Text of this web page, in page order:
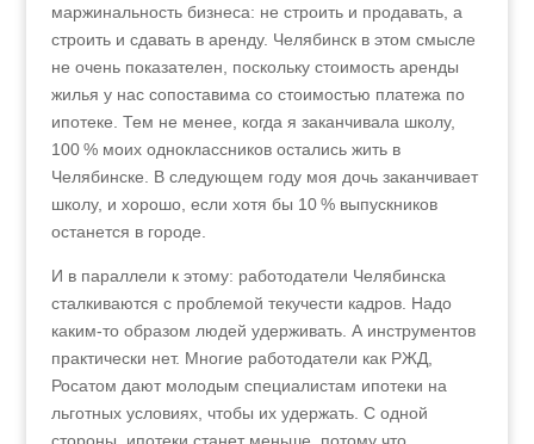
маржинальность бизнеса: не строить и продавать, а
строить и сдавать в аренду. Челябинск в этом смысле
не очень показателен, поскольку стоимость аренды
жилья у нас сопоставима со стоимостью платежа по
ипотеке. Тем не менее, когда я заканчивала школу,
100 % моих одноклассников остались жить в
Челябинске. В следующем году моя дочь заканчивает
школу, и хорошо, если хотя бы 10 % выпускников
останется в городе.
И в параллели к этому: работодатели Челябинска
сталкиваются с проблемой текучести кадров. Надо
каким-то образом людей удерживать. А инструментов
практически нет. Многие работодатели как РЖД,
Росатом дают молодым специалистам ипотеки на
льготных условиях, чтобы их удержать. С одной